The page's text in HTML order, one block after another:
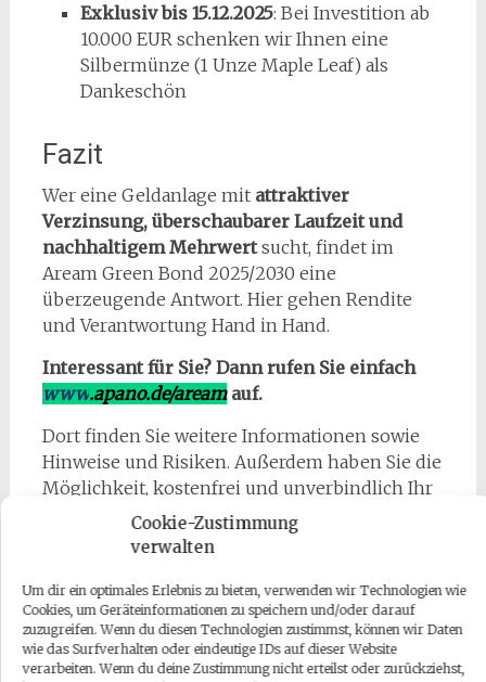
Cookie-Zustimmung
verwalten
Um dir ein optimales Erlebnis zu bieten, verwenden wir Technologien wie
Cookies, um Geräteinformationen zu speichern und/oder darauf
zuzugreifen. Wenn du diesen Technologien zustimmst, können wir Daten
wie das Surfverhalten oder eindeutige IDs auf dieser Website
verarbeiten. Wenn du deine Zustimmung nicht erteilst oder zurückziehst,
Exklusiv bis 15.12.2025: Bei Investition ab
10.000 EUR schenken wir Ihnen eine
Silbermünze (1 Unze Maple Leaf) als
Dankeschön
Fazit
Wer eine Geldanlage mit attraktiver
Verzinsung, überschaubarer Laufzeit und
nachhaltigem Mehrwertsucht, findet im
Aream Green Bond 2025/2030 eine
überzeugende Antwort. Hier gehen Rendite
und Verantwortung Hand in Hand.
Interessant für Sie? Dann rufen Sie einfach
www.apano.de/areamauf.
Dort finden Sie weitere Informationen sowie
Hinweise und Risiken. Außerdem haben Sie die
Möglichkeit, kostenfrei und unverbindlich Ihr
Infopaket anzufordern. Eine bequeme
Zeichnung von zuhause aus
ist ebenfalls
Und nicht vergessen:Nur bei einer Zeichnung
ab 10.000 EUR bis zum 15.12.2025 erhalten Sie
von apano zusätzlich eine Silbermünze (1